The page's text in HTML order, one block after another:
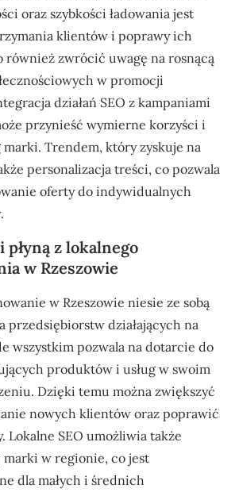
oraz szybkości ładowania jest
klientów i poprawy ich
również zwrócić uwagę na rosnącą
w promocji
działań SEO z kampaniami
przynieść wymierne korzyści i
marki. Trendem, który zyskuje na
personalizacja treści, co pozwala
oferty do indywidualnych
płyną z lokalnego
w Rzeszowie
w Rzeszowie niesie ze sobą
przedsiębiorstw działających na
wszystkim pozwala na dotarcie do
produktów i usług w swoim
Dzięki temu można zwiększyć
nowych klientów oraz poprawić
Lokalne SEO umożliwia także
w regionie, co jest
dla małych i średnich